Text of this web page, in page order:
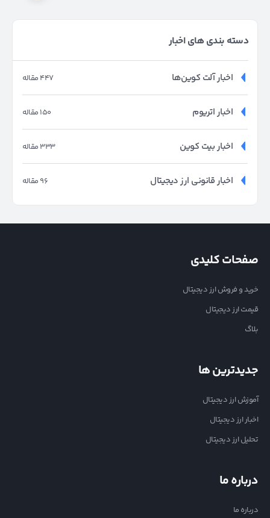
دسته بندی های اخبار
447 مقاله اخبار آلت کوین‌ها
150 مقاله اخبار اتریوم
333 مقاله اخبار بیت کوین
96 مقاله اخبار قانونی ارز دیجیتال
صفحات کلیدی
خرید و فروش ارز دیجیتال
قیمت ارز دیجیتال
بلاگ
جدیدترین ها
آموزش ارز دیجیتال
اخبار ارز دیجیتال
تحلیل ارز دیجیتال
درباره ما
درباره ما